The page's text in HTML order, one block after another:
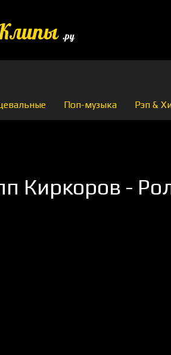
.ру
Поп-музыка Рэп &
Киркоров -